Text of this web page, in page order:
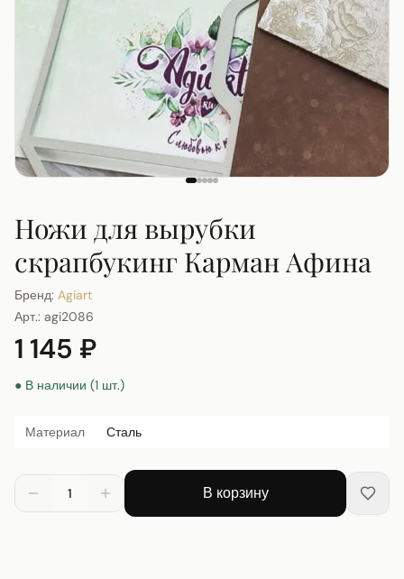
Ножи для вырубки
скрапбукинг Карман Афина
Бренд: Agiart
Арт.: agi2086
1 145 ₽
● В наличии (1 шт.)
Материал Сталь
1 В корзину